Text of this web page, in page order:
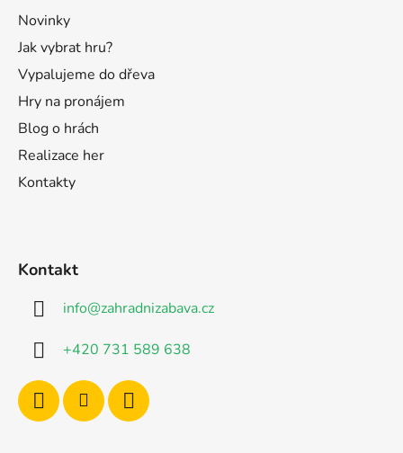
Novinky
Jak vybrat hru?
Vypalujeme do dřeva
Hry na pronájem
Blog o hrách
Realizace her
Kontakty
Kontakt
info@zahradnizabava.cz
+420 731 589 638